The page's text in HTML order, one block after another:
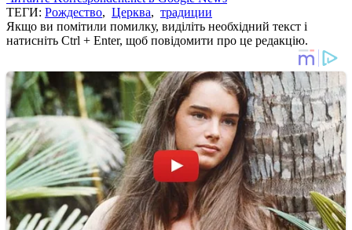
ТЕГИ: Рождество, Церква, традиции
Якщо ви помітили помилку, виділіть необхідний текст і
натисніть Ctrl + Enter, щоб повідомити про це редакцію.